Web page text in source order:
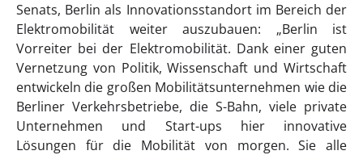
Senats, Berlin als Innovationsstandort im Bereich der
Elektromobilität weiter auszubauen: „Berlin ist
Vorreiter bei der Elektromobilität. Dank einer guten
Vernetzung von Politik, Wissenschaft und Wirtschaft
entwickeln die großen Mobilitätsunternehmen wie die
Berliner Verkehrsbetriebe, die S-Bahn, viele private
Unternehmen und Start-ups hier innovative
Lösungen für die Mobilität von morgen. Sie alle